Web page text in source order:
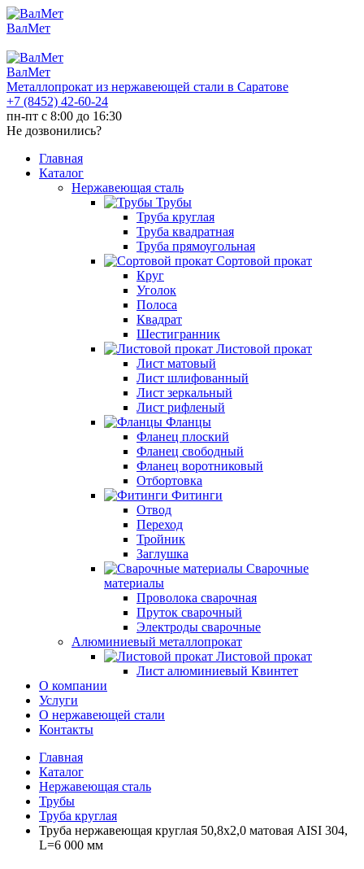
ВалМет
ВалМет
Металлопрокат из нержавеющей стали в Саратове
+7 (8452) 42-60-24
пн-пт с 8:00 до 16:30
Не дозвонились?
Главная
Каталог
Нержавеющая сталь
Трубы
Труба круглая
Труба квадратная
Труба прямоугольная
Сортовой прокат
Круг
Уголок
Полоса
Квадрат
Шестигранник
Листовой прокат
Лист матовый
Лист шлифованный
Лист зеркальный
Лист рифленый
Фланцы
Фланец плоский
Фланец свободный
Фланец воротниковый
Отбортовка
Фитинги
Отвод
Переход
Тройник
Заглушка
Сварочные
материалы
Проволока сварочная
Пруток сварочный
Электроды сварочные
Алюминиевый металлопрокат
Листовой прокат
Лист алюминиевый Квинтет
О компании
Услуги
О нержавеющей стали
Контакты
Главная
Каталог
Нержавеющая сталь
Трубы
Труба круглая
Труба нержавеющая круглая 50,8х2,0 матовая AISI 304,
L=6 000 мм